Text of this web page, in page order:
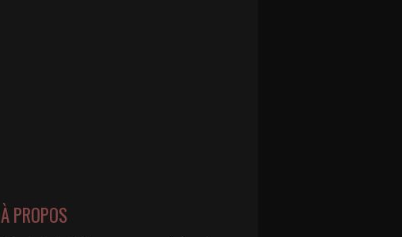
À PROPOS